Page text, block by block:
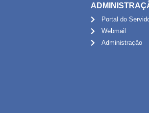
Portal do
Webmail
Administração